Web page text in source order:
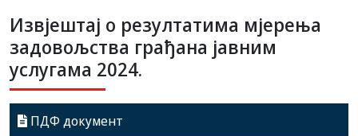
Извјештај о резултатима мјерења
задовољства грађана јавним
услугама 2024.
ПДФ документ